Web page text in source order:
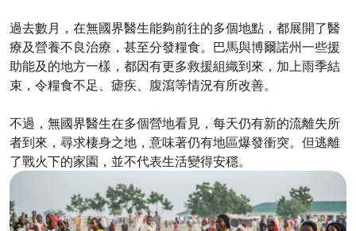
過去數月，在無國界醫生能夠前往的多個地點，都展開了醫
療及營養不良治療，甚至分發糧食。巴馬與博爾諾州一些援
助能及的地方一樣，都因有更多救援組織到來，加上雨季結
束，令糧食不足、瘧疾、腹瀉等情況有所改善。
不過，無國界醫生在多個營地看見，每天仍有新的流離失所
者到來，尋求棲身之地，意味著仍有地區爆發衝突。但逃離
了戰火下的家園，並不代表生活變得安穩。